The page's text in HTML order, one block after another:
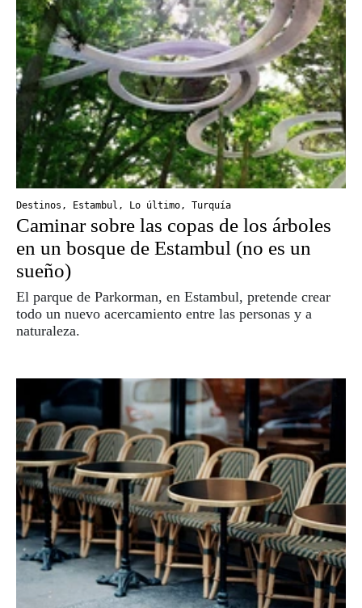
Destinos , Estambul , Lo último , Turquía
Caminar sobre las copas de los árboles
en un bosque de Estambul (no es un
sueño)
El parque de Parkorman, en Estambul, pretende crear
todo un nuevo acercamiento entre las personas y a
naturaleza.